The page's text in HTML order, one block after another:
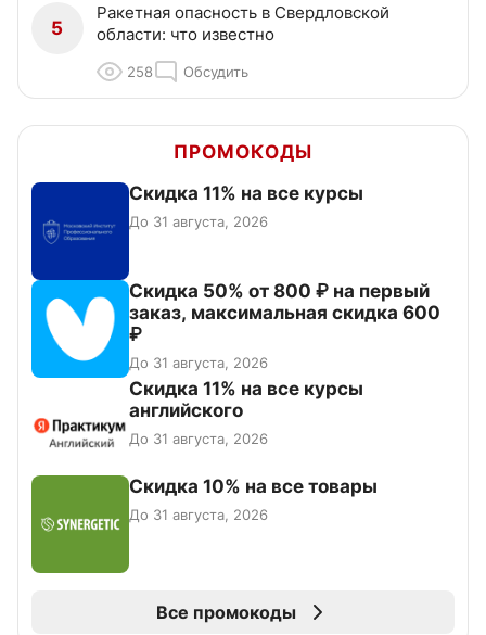
5
Ракетная опасность в Свердловской
области: что известно
258 Обсудить
ПРОМОКОДЫ
Скидка 11% на все курсы
До 31 августа, 2026
Скидка 50% от 800 ₽ на первый
заказ, максимальная скидка 600
₽
До 31 августа, 2026
Скидка 11% на все курсы
английского
До 31 августа, 2026
Скидка 10% на все товары
До 31 августа, 2026
Все промокоды